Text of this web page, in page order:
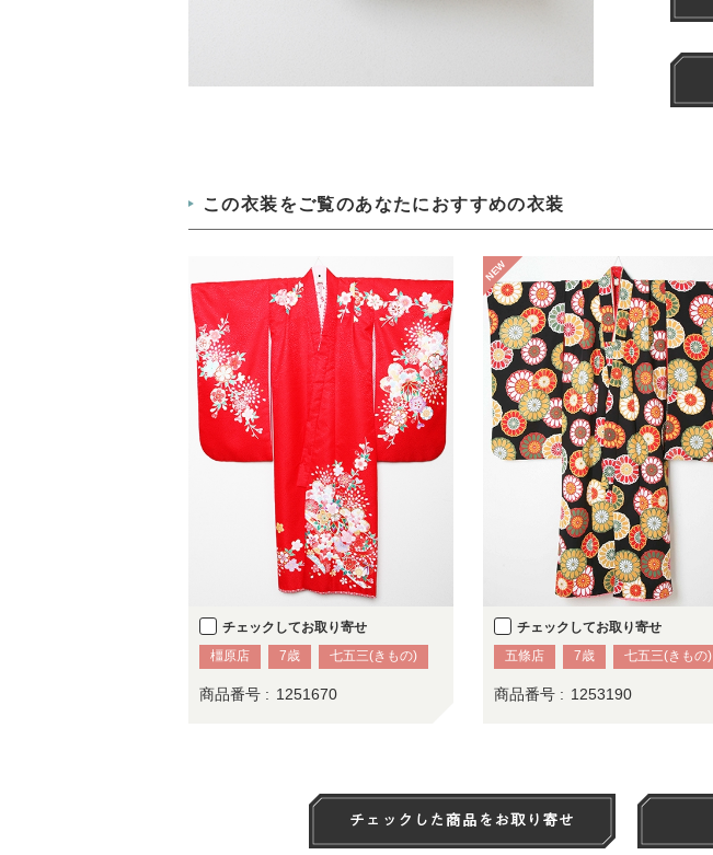
この衣装をご覧のあなたにおすすめの衣装
チェックしてお取り寄せ
橿原店
7歳 七五三(きもの)
商品番号 : 1251670
チェックしてお取り寄せ
五條店
7歳 七五三(きもの)
商品番号 : 1253190
NEW